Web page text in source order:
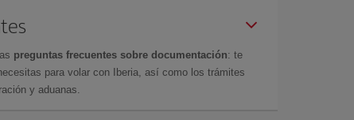
preguntas frecuentes sobre documentación: te
para volar con Iberia, así como los trámites
y aduanas.